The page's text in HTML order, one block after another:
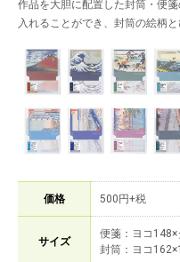
作品を大胆に配置した封筒・便
入れることができ、封筒の絵柄
価格 500円+税
サイズ
便箋：ヨコ
封筒：ヨコ